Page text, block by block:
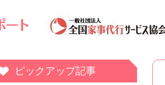
ピックアップ記事